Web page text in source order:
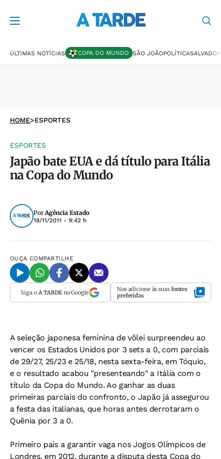
ÚLTIMAS NOTÍCIAS COPA DO MUNDO SÃO JOÃOPOLÍTICASALVADOR
HOME>ESPORTES
ESPORTES
Japão bate EUA e dá título para Itália
na Copa do Mundo
PorAgência Estado
18/11/2011 - 9:42 h
OUÇA COMPARTILHE
Siga o A TARDEno Google Nos adicione às suas fontes
preferidas
A seleção japonesa feminina de vôlei surpreendeu ao
vencer os Estados Unidos por 3 sets a 0, com parciais
de 29/27, 25/23 e 25/18, nesta sexta-feira, em Tóquio,
e o resultado acabou "presenteando" a Itália com o
título da Copa do Mundo. Ao ganhar as duas
primeiras parciais do confronto, o Japão já assegurou
a festa das italianas, que horas antes derrotaram o
Quênia por 3 a 0.
Primeiro país a garantir vaga nos Jogos Olímpicos de
Londres, em 2012, durante a disputa desta Copa do